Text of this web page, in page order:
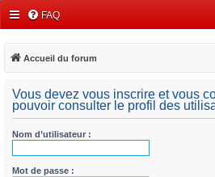
FAQ
Accueil du forum
Vous devez vous inscrire et vous
pouvoir consulter le profil des
Nom d’utilisateur :
Mot de passe :